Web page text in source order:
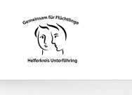
springen